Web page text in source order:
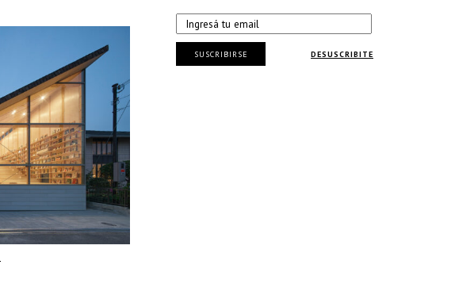
DESUSCRIBITE
SUSCRIBIRSE